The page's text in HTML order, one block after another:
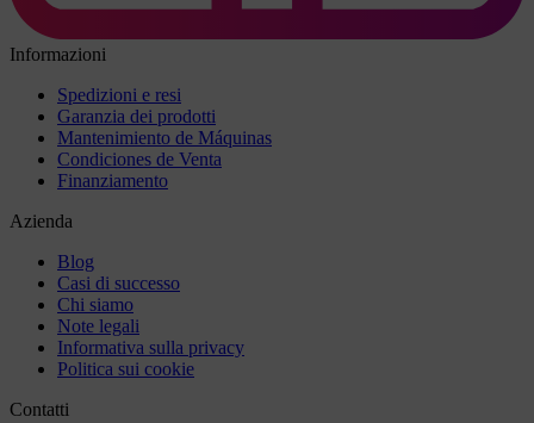
Informazioni
Spedizioni e resi
Garanzia dei prodotti
Mantenimiento de Máquinas
Condiciones de Venta
Finanziamento
Azienda
Blog
Casi di successo
Chi siamo
Note legali
Informativa sulla privacy
Politica sui cookie
Contatti